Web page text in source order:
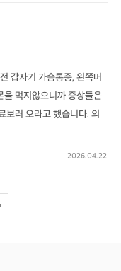
갑자기 가슴통증, 왼쪽머
을 먹지않으니까 증상들은
보러 오라고 했습니다. 의
2026.04.22